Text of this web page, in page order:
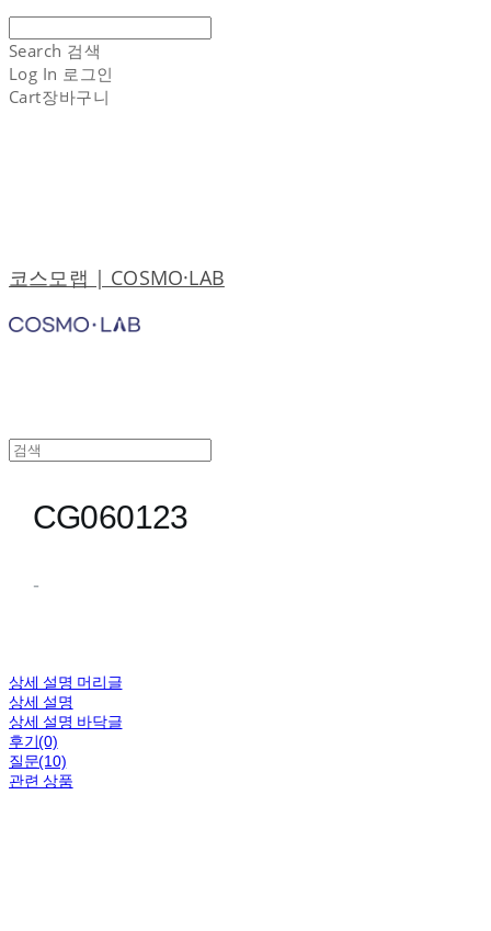
Search 검색
Log In 로그인
Cart장바구니
코스모랩 | COSMO·LAB
CG060123
-
상세 설명 머리글
상세 설명
상세 설명 바닥글
후기(0)
질문(10)
관련 상품